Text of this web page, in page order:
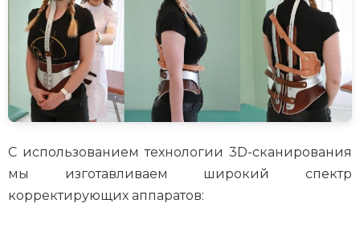
С использованием технологии 3D-сканирования
мы изготавливаем широкий спектр
корректирующих аппаратов: